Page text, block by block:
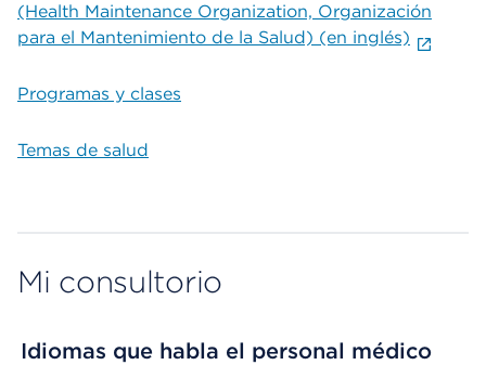
(Health Maintenance Organization, Organización
para el Mantenimiento de la Salud) (en inglés)
Programas y clases
Temas de salud
Mi consultorio
Idiomas que habla el personal médico